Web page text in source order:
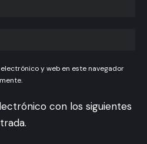
y web en este navegador
con los siguientes